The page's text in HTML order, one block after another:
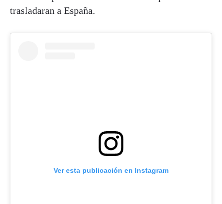
trasladaran a España.
Ver esta publicación en Instagram